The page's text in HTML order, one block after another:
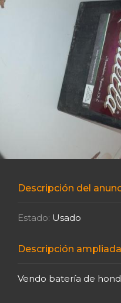
Descripción del
Estado: Usado
Descripción ampliada
Vendo batería de